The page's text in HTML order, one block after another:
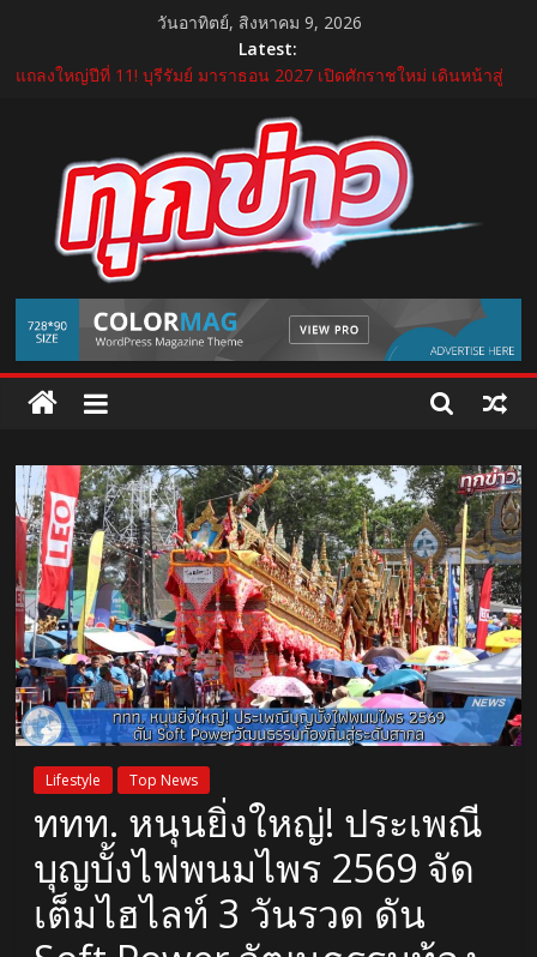
content
วันอาทิตย์, สิงหาคม 9, 2026
Latest:
“GDH” เปิดโผโปรเจกต์ใหม่ใน “GDH CIRCLES Feel Good โคจร
แถลงใหญ่ปีที่ 11! บุรีรัมย์ มาราธอน 2027 เปิดศักราชใหม่ เดินหน้าสู่
Marathon Destination แห่งเอเชีย
อ้วยอันโอสถ รับรางวัล “สุดยอด SME แห่งชาติ ครั้งที่ 18” ตอกย้ำธุรกิจ
สมุนไพรไทยที่เติบโตด้วยมาตรฐาน นวัตกรรม และความโปร่งใส
บีโอไอผนึกพันธมิตรจัด THECA 2026 เชื่อมห่วงโซ่อิเล็กทรอนิกส์ หนุน
ไทยสู่ฐานผลิตเทคโนโลยีขั้นสูง
กระทรวงคมนาคม เปิดนิทรรศการ “เกษมสุขทุกค่ำเช้า” เฉลิม
พระชนมพรรษา พระบาทสมเด็จพระเจ้าอยู่หัว 28 กรกฎาคม 2569
TukKhao
AllNews
Lifestyle Top News
ททท. หนุนยิ่งใหญ่! ประเพณี
บุญบั้งไฟพนมไพร 2569 จัด
เต็มไฮไลท์ 3 วันรวด ดัน